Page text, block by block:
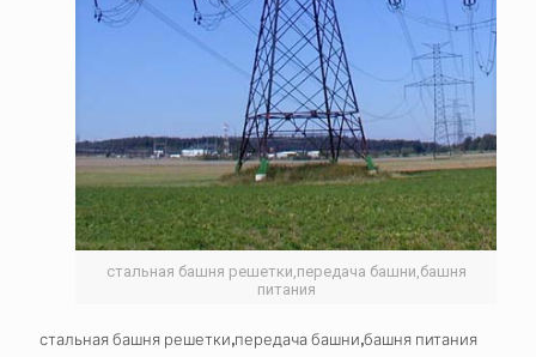
стальная башня решетки,передача башни,башня
питания
стальная башня решетки,передача башни,башня питания